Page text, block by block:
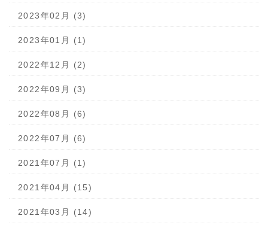
2023年02月 (3)
2023年01月 (1)
2022年12月 (2)
2022年09月 (3)
2022年08月 (6)
2022年07月 (6)
2021年07月 (1)
2021年04月 (15)
2021年03月 (14)